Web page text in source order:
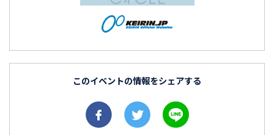
このイベントの情報をシェアする